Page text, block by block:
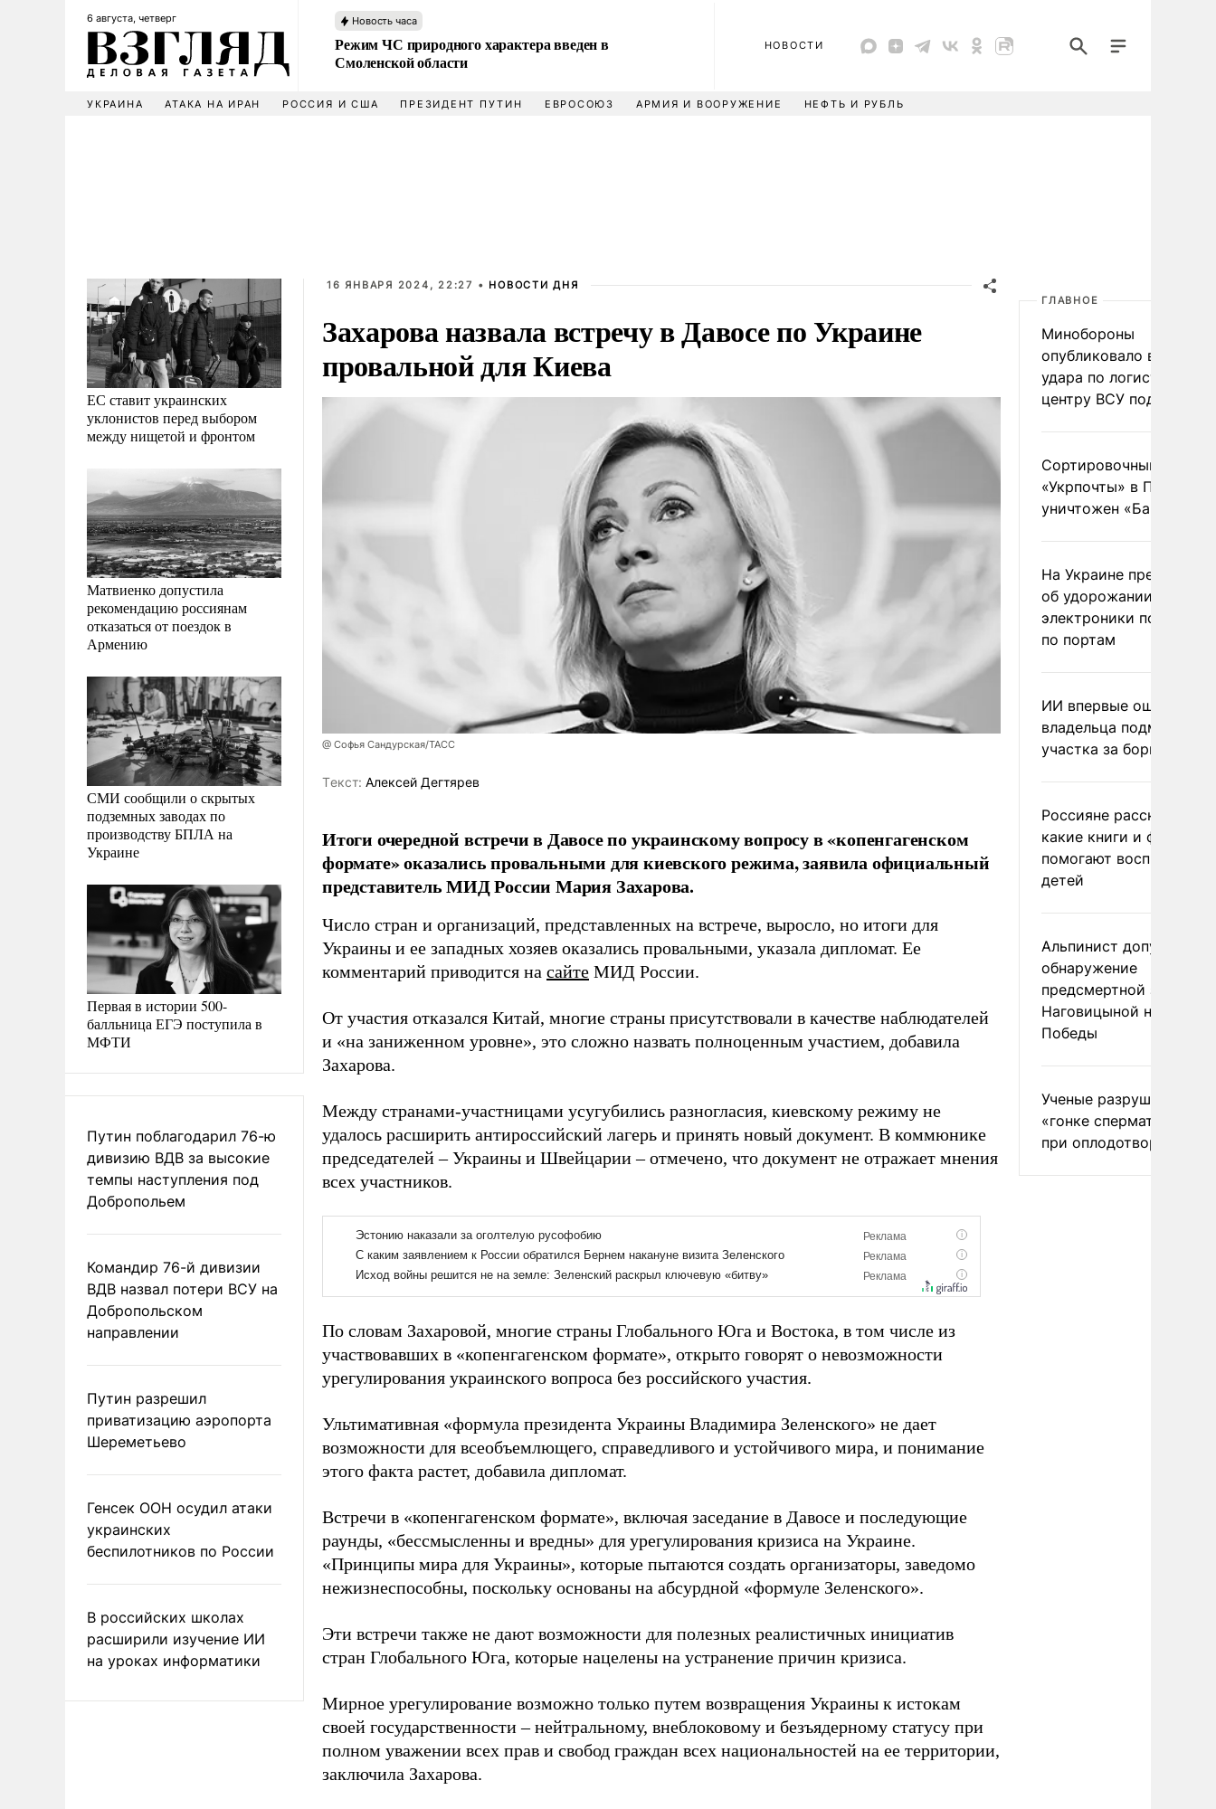
6 августа, четверг Новость часа
Режим ЧС природного характера введен в
Смоленской области
НОВОСТИ
УКРАИНА АТАКА НА ИРАН РОССИЯ И США ПРЕЗИДЕНТ ПУТИН ЕВРОСОЮЗ АРМИЯ И ВООРУЖЕНИЕ НЕФТЬ И РУБЛЬ
ЕС ставит украинских
уклонистов перед выбором
между нищетой и фронтом
Матвиенко допустила
рекомендацию россиянам
отказаться от поездок в
Армению
СМИ сообщили о скрытых
подземных заводах по
производству БПЛА на
Украине
Первая в истории 500-
балльница ЕГЭ поступила в
МФТИ
Путин поблагодарил 76-ю
дивизию ВДВ за высокие
темпы наступления под
Добропольем
Командир 76-й дивизии
ВДВ назвал потери ВСУ на
Добропольском
направлении
Путин разрешил
приватизацию аэропорта
Шереметьево
Генсек ООН осудил атаки
украинских
беспилотников по России
В российских школах
расширили изучение ИИ
на уроках информатики
16 ЯНВАРЯ 2024, 22:27 • НОВОСТИ ДНЯ
Захарова назвала встречу в Давосе по Украине
провальной для Киева
@ Софья Сандурская/ТАСС
Tекст: Алексей Дегтярев
Итоги очередной встречи в Давосе по украинскому вопросу в «копенгагенском
формате» оказались провальными для киевского режима, заявила официальный
представитель МИД России Мария Захарова.
Число стран и организаций, представленных на встрече, выросло, но итоги для
Украины и ее западных хозяев оказались провальными, указала дипломат. Ее
комментарий приводится на сайте МИД России.
От участия отказался Китай, многие страны присутствовали в качестве наблюдателей
и «на заниженном уровне», это сложно назвать полноценным участием, добавила
Захарова.
Между странами-участницами усугубились разногласия, киевскому режиму не
удалось расширить антироссийский лагерь и принять новый документ. В коммюнике
председателей – Украины и Швейцарии – отмечено, что документ не отражает мнения
всех участников.
По словам Захаровой, многие страны Глобального Юга и Востока, в том числе из
участвовавших в «копенгагенском формате», открыто говорят о невозможности
урегулирования украинского вопроса без российского участия.
Ультимативная «формула президента Украины Владимира Зеленского» не дает
возможности для всеобъемлющего, справедливого и устойчивого мира, и понимание
этого факта растет, добавила дипломат.
Встречи в «копенгагенском формате», включая заседание в Давосе и последующие
раунды, «бессмысленны и вредны» для урегулирования кризиса на Украине.
«Принципы мира для Украины», которые пытаются создать организаторы, заведомо
нежизнеспособны, поскольку основаны на абсурдной «формуле Зеленского».
Эти встречи также не дают возможности для полезных реалистичных инициатив
стран Глобального Юга, которые нацелены на устранение причин кризиса.
Мирное урегулирование возможно только путем возвращения Украины к истокам
своей государственности – нейтральному, внеблоковому и безъядерному статусу при
полном уважении всех прав и свобод граждан всех национальностей на ее территории,
заключила Захарова.
ГЛАВНОЕ
Минобороны
опубликовало видео
удара по
центру ВСУ под Киевом
Сортировочный пункт
«Укрпочты» в
уничтожен
На Украине
об удорожании
электроники после
по портам
ИИ впервые
владельца
участка за борщевик
Россияне рассказали,
какие книги и фильмы
помогают воспитывать
детей
Альпинист допустил
обнаружение
предсмертной записки
Наговицыной на пике
Победы
Ученые разрушили миф
«гонке
при оплодотворении